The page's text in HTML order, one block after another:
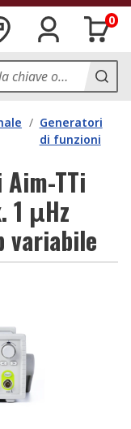
0
/ Generatori
di funzioni
TTi
1 μHz
variabile